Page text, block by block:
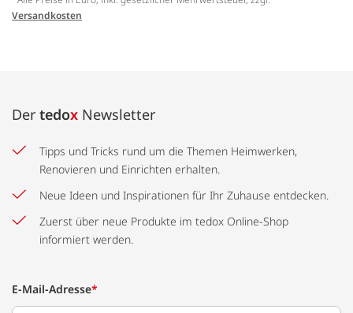
Versandkosten
Der tedox Newsletter
Tipps und Tricks rund um die Themen Heimwerken,
Renovieren und Einrichten erhalten.
Neue Ideen und Inspirationen für Ihr Zuhause entdecken.
Zuerst über neue Produkte im tedox Online-Shop
informiert werden.
E-Mail-Adresse*